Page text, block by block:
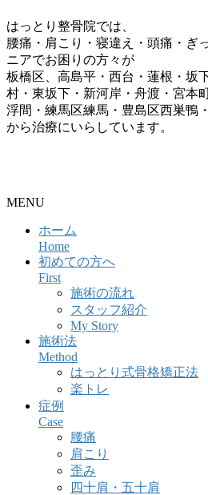
はっとり整骨院では、
腰痛・肩こり・寝違え・頭痛・ぎ
ニアでお困りの方々が
板橋区、高島平・西台・蓮根・坂
村・東坂下・新河岸・舟渡・宮本
浮間・練馬区練馬・豊島区西巣鴨
から治療にいらしています。
MENU
ホーム
Home
初めての方へ
First
施術の流れ
スタッフ紹介
My Story
施術法
Method
はっとり式骨格矯正法
楽トレ
症例
Case
腰痛
肩こり
歪み
四十肩・五十肩